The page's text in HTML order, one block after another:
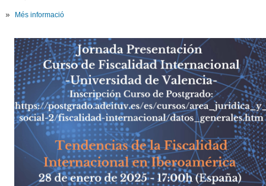
Més informació